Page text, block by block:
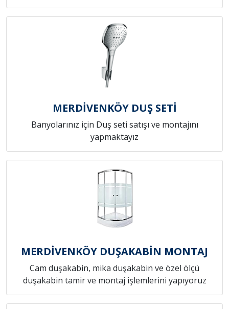
MERDİVENKÖY DUŞ SETİ
Banyolarınız için Duş seti satışı ve montajını
yapmaktayız
MERDİVENKÖY DUŞAKABİN MONTAJ
Cam duşakabin, mika duşakabin ve özel ölçü
duşakabin tamir ve montaj işlemlerini yapıyoruz